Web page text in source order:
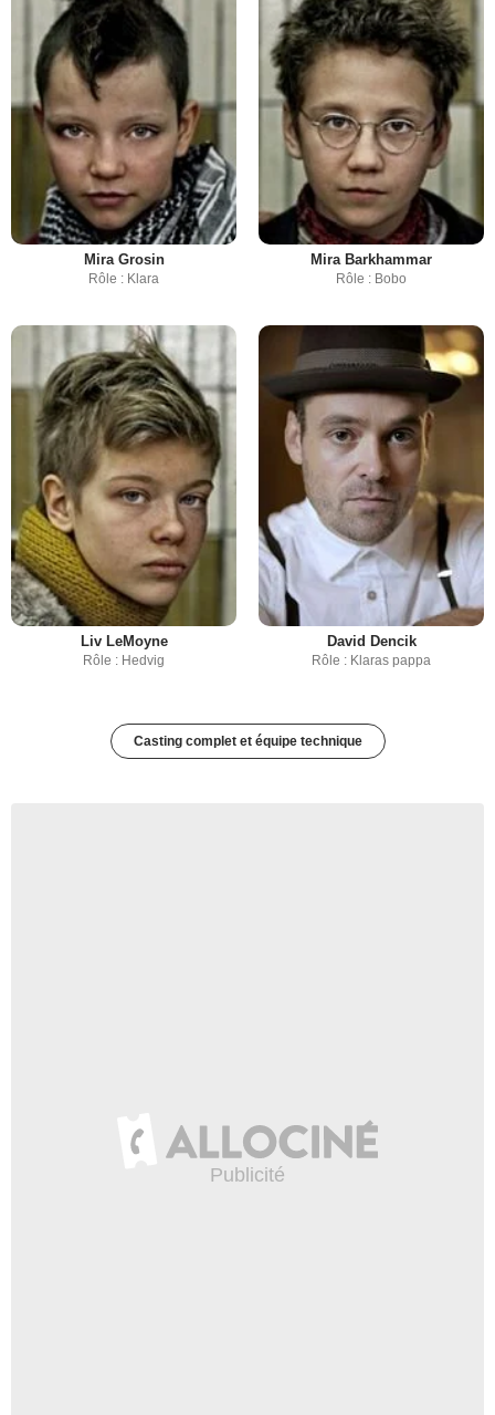
Mira Grosin
Rôle : Klara
Mira Barkhammar
Rôle : Bobo
Liv LeMoyne
Rôle : Hedvig
David Dencik
Rôle : Klaras pappa
Casting complet et équipe technique